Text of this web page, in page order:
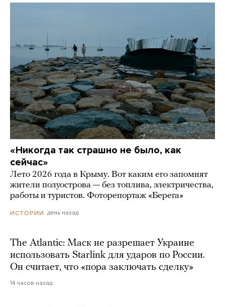
«Никогда так страшно не было, как
сейчас»
Лето 2026 года в Крыму. Вот каким его запомнят
жители полуострова — без топлива, электричества,
работы и туристов. Фоторепортаж «Берега»
ИСТОРИИ день назад
The Atlantic: Маск не разрешает Украине
использовать Starlink для ударов по России.
Он считает, что «пора заключать сделку»
14 часов назад